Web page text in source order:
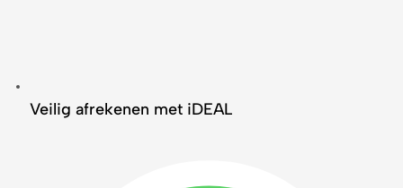
Veilig afrekenen met iDEAL